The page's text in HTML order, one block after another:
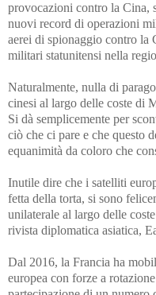
provocazioni contro la Cina,
nuovi record di operazioni
aerei di spionaggio contro la
militari statunitensi nella
Naturalmente, nulla di
cinesi al largo delle coste di
Si dà semplicemente per
ciò che ci pare e che questo
equanimità da coloro che
Inutile dire che i satelliti
fetta della torta, si sono
unilaterale al largo delle
rivista diplomatica asiatica,
Dal 2016, la Francia ha
europea con forze a